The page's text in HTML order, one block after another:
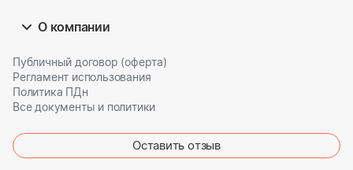
О компании
Публичный договор (оферта)
Регламент использования
Политика ПДн
Все документы и политики
Оставить отзыв